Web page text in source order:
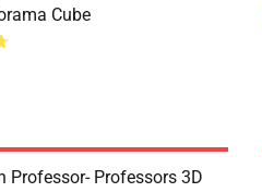
Cube
Professor- Professors 3D